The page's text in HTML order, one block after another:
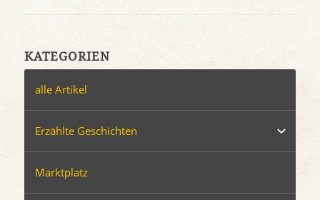
KATEGORIEN
alle Artikel
Erzählte Geschichten
Marktplatz